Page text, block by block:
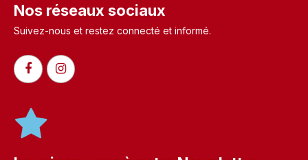
Nos réseaux sociaux
Suivez-nous et restez connecté et informé.​